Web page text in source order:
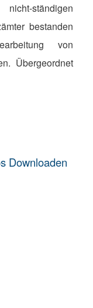
ständigen
bestanden
von
Übergeordnet
Downloaden